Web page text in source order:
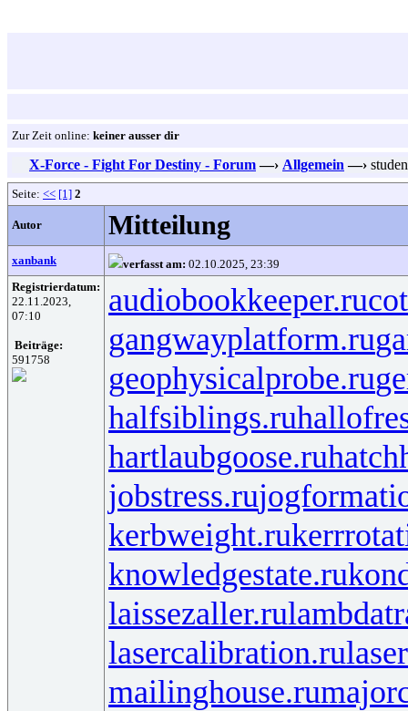
Zur Zeit online: keiner ausser dir
X-Force - Fight For Destiny - Forum —› Allgemein —›
Seite: << [1] 2
Autor Mitteilung
xanbank verfasst am: 02.10.2025, 23:39
Registrierdatum:
22.11.2023,
07:10
Beiträge:
591758
audiobookkeeper.ru
gangwayplatform.ru
geophysicalprobe.ru
halfsiblings.ru
hartlaubgoose.ru
jobstress.ru
kerbweight.ru
knowledgestate.ru
laissezaller.ru
lasercalibration.ru
mailinghouse.ru